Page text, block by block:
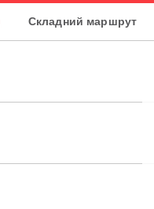
Складний маршрут